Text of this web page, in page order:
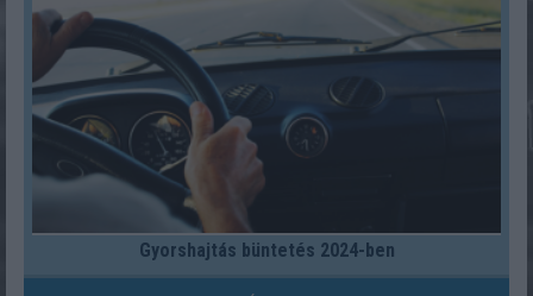
Gyorshajtás büntetés 2024-ben